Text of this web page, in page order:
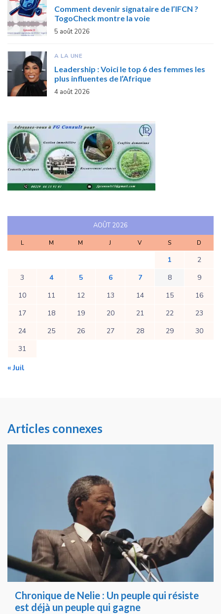
Comment devenir signataire de l’IFCN ?
TogoCheck montre la voie
5 août 2026
A LA UNE
Leadership : Voici le top 6 des femmes les
plus influentes de l’Afrique
4 août 2026
AOÛT 2026
L M M J V S D
1
2
3
4 5 6 7 8
9
10
11 12 13 14 15
16
17
18 19 20 21 22
23
24
25 26 27 28 29
30
31
« Juil
Articles connexes
Chronique de Nelie : Un peuple qui résiste
est déjà un peuple qui gagne